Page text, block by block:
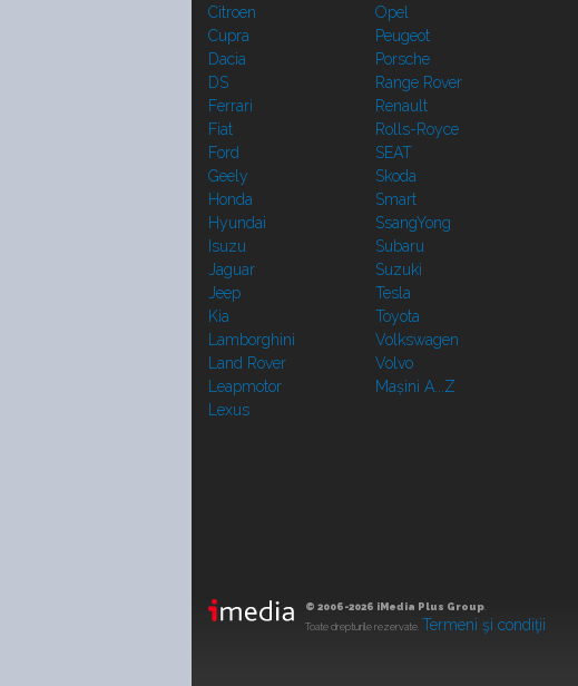
Citroen
Cupra
Dacia
DS
Ferrari
Fiat
Ford
Geely
Honda
Hyundai
Isuzu
Jaguar
Jeep
Kia
Lamborghini
Land Rover
Leapmotor
Lexus
Opel
Peugeot
Porsche
Range Rover
Renault
Rolls-Royce
SEAT
Skoda
Smart
SsangYong
Subaru
Suzuki
Tesla
Toyota
Volkswagen
Volvo
Mașini A...Z
© 2006-2026 iMedia Plus Group.
Toate drepturile rezervate. Termeni şi condiţii